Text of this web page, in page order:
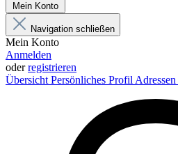
Mein Konto
Navigation schließen
Mein Konto
Anmelden
oderregistrieren
Übersicht Persönliches Profil Adressen